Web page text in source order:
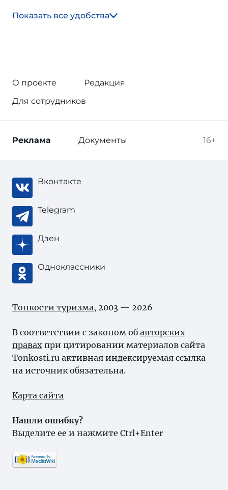
Показать все удобства
О проекте
Редакция
Для сотрудников
16+
Реклама Документы
Вконтакте
Telegram
Дзен
Одноклассники
Тонкости туризма, 2003 — 2026
В соответствии с законом об авторских
правах при цитировании материалов сайта
Tonkosti.ru активная индексируемая ссылка
на источник обязательна.
Карта сайта
Нашли ошибку?
Выделите ее и нажмите Ctrl+Enter